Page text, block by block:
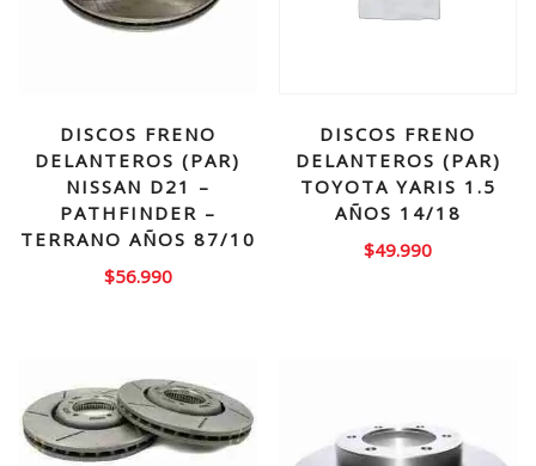
DISCOS FRENO
DELANTEROS (PAR)
NISSAN D21 –
PATHFINDER –
TERRANO AÑOS 87/10
$56.990
DISCOS FRENO
DELANTEROS (PAR)
TOYOTA YARIS 1.5
AÑOS 14/18
$49.990